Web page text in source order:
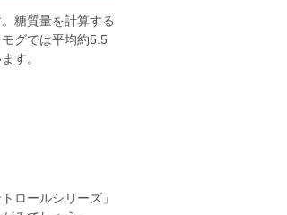
糖質量を計算する
グでは平均約5.5
す。
ロールシリーズ」